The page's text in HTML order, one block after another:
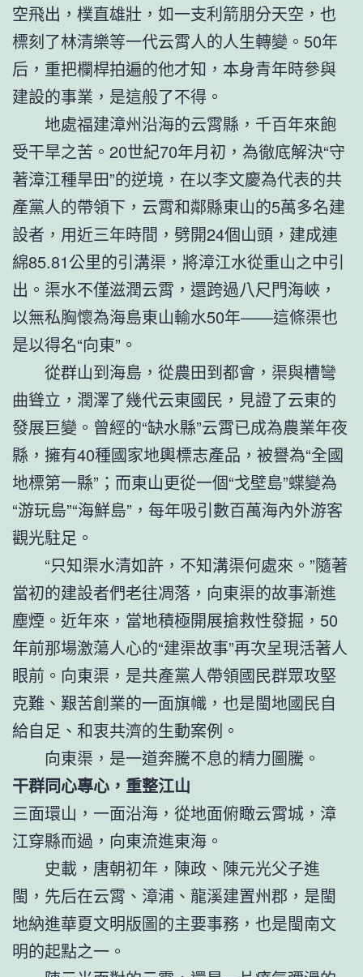
空飛出，樸直雄壯，如一支利箭朋分天空，也
標刻了林清樂等一代云霄人的人生轉變。50年
后，重把欄桿拍遍的他才知，本身青年時參與
建設的事業，是這般了不得。
地處福建漳州沿海的云霄縣，千百年來飽
受干旱之苦。20世紀70年月初，為徹底解決“守
著漳江種旱田”的逆境，在以李文慶為代表的共
產黨人的帶領下，云霄和鄰縣東山的5萬多名建
設者，用近三年時間，劈開24個山頭，建成連
綿85.81公里的引溝渠，將漳江水從重山之中引
出。渠水不僅滋潤云霄，還跨過八尺門海峽，
以無私胸懷為海島東山輸水50年——這條渠也
是以得名“向東”。
從群山到海島，從農田到都會，渠與槽彎
曲聳立，潤澤了幾代云東國民，見證了云東的
發展巨變。曾經的“缺水縣”云霄已成為農業年夜
縣，擁有40種國家地輿標志產品，被譽為“全國
地標第一縣”；而東山更從一個“戈壁島”蝶變為
“游玩島”“海鮮島”，每年吸引數百萬海內外游客
觀光駐足。
“只知渠水清如許，不知溝渠何處來。”隨著
當初的建設者們老往凋落，向東渠的故事漸進
塵煙。近年來，當地積極開展搶救性發掘，50
年前那場激蕩人心的“建渠故事”再次呈現活著人
眼前。向東渠，是共產黨人帶領國民群眾攻堅
克難、艱苦創業的一面旗幟，也是閩地國民自
給自足、和衷共濟的生動案例。
向東渠，是一道奔騰不息的精力圖騰。
干群同心專心，重整江山
三面環山，一面沿海，從地面俯瞰云霄城，漳
江穿縣而過，向東流進東海。
史載，唐朝初年，陳政、陳元光父子進
閩，先后在云霄、漳浦、龍溪建置州郡，是閩
地納進華夏文明版圖的主要事務，也是閩南文
明的起點之一。